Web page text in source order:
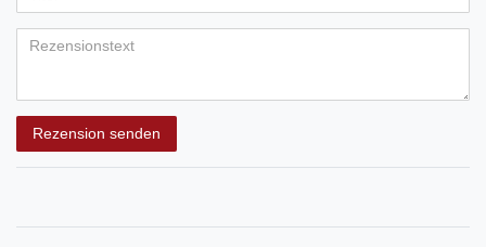
Bewertungssternen
Bewertungssternen
Bewertungssternen
Bewertungssternen
Bewertungssternen
(optional)
Rezension senden